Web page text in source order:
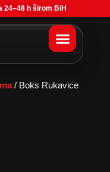
24–48 h širom BiH
/ Boks Rukavice